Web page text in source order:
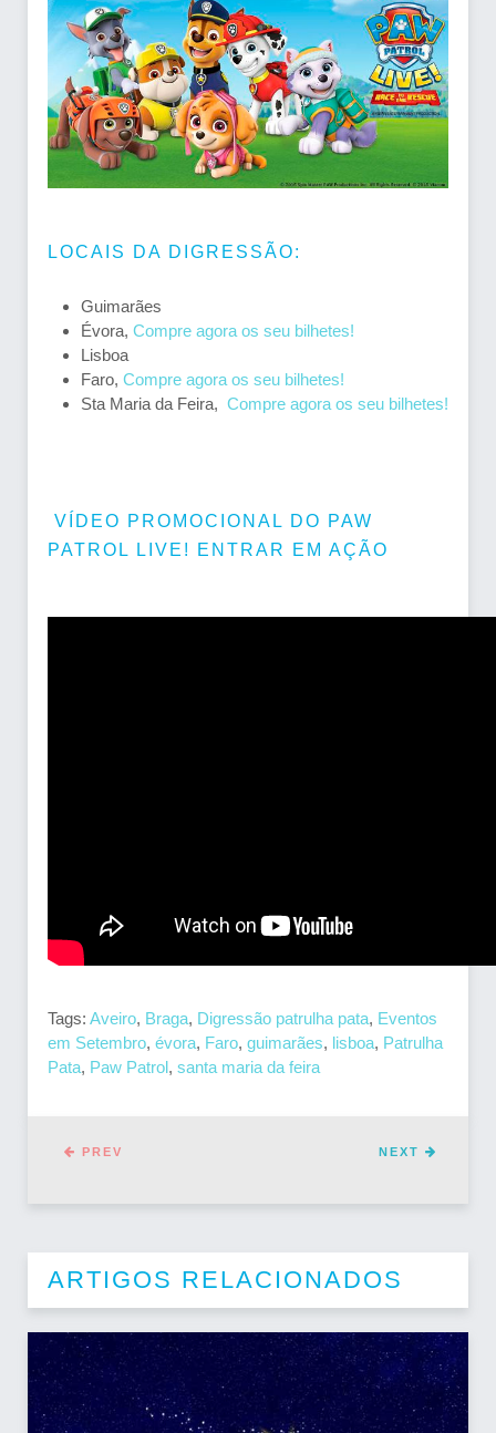
LOCAIS DA DIGRESSÃO:
Guimarães
Évora, Compre agora os seu bilhetes!
Lisboa
Faro, Compre agora os seu bilhetes!
Sta Maria da Feira, Compre agora os seu bilhetes!
VÍDEO PROMOCIONAL DO PAW
PATROL LIVE! ENTRAR EM AÇÃO
Tags: Aveiro, Braga, Digressão patrulha pata, Eventos
em Setembro, évora, Faro, guimarães, lisboa, Patrulha
Pata, Paw Patrol, santa maria da feira
NEXT
PREV
ARTIGOS RELACIONADOS